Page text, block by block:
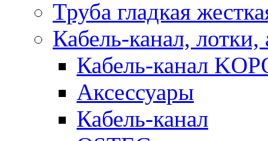
Труба гладкая
Кабель-канал, лотки,
Кабель-канал
Аксессуары
Кабель-канал